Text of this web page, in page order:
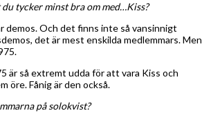
tycker minst bra om med…Kiss?
demos. Och det finns inte så vansinnigt
det är mest enskilda medlemmars. Men
är så extremt udda för att vara Kiss och
öre. Fånig är den också.
på solokvist?